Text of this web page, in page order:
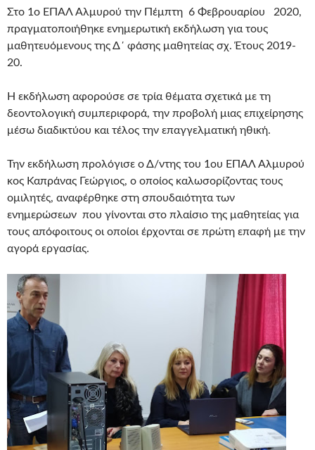
Στο 1ο ΕΠΑΛ Αλμυρού την Πέμπτη 6 Φεβρουαρίου 2020,
πραγματοποιήθηκε ενημερωτική εκδήλωση για τους
μαθητευόμενους της Δ΄ φάσης μαθητείας σχ. Έτους 2019-
20.
Η εκδήλωση αφορούσε σε τρία θέματα σχετικά με τη
δεοντολογική συμπεριφορά, την προβολή μιας επιχείρησης
μέσω διαδικτύου και τέλος την επαγγελματική ηθική.
Την εκδήλωση προλόγισε ο Δ/ντης του 1ου ΕΠΑΛ Αλμυρού
κος Καπράνας Γεώργιος, ο οποίος καλωσορίζοντας τους
ομιλητές, αναφέρθηκε στη σπουδαιότητα των
ενημερώσεων που γίνονται στο πλαίσιο της μαθητείας για
τους απόφοιτους οι οποίοι έρχονται σε πρώτη επαφή με την
αγορά εργασίας.